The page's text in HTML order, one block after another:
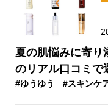
夏の肌悩みに寄り
のリアル口コミで
#ゆうゆう #スキンケ